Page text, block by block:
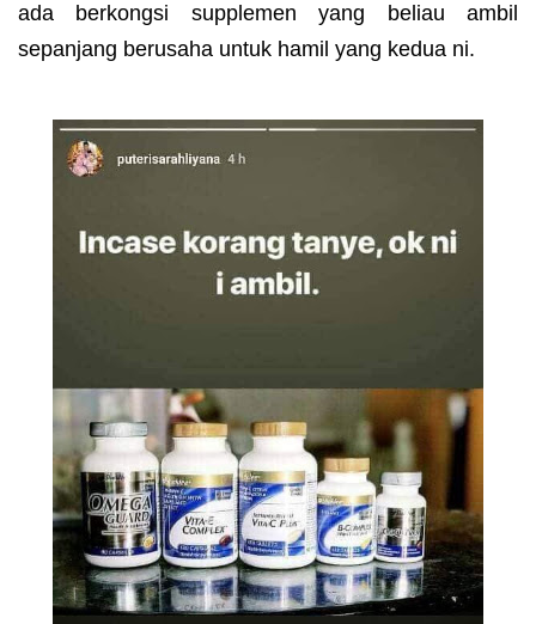
ada berkongsi supplemen yang beliau ambil
sepanjang berusaha untuk hamil yang kedua ni.